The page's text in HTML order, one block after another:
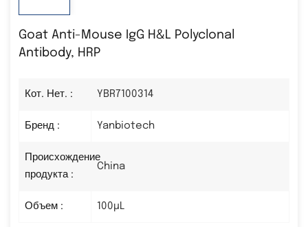
Goat Anti-Mouse IgG H&L Polyclonal
Antibody, HRP
Кот. Нет. : YBR7100314
Бренд : Yanbiotech
Происхождение
продукта :
China
Объем : 100µL